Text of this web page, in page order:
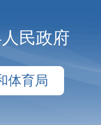
民政府
体育局